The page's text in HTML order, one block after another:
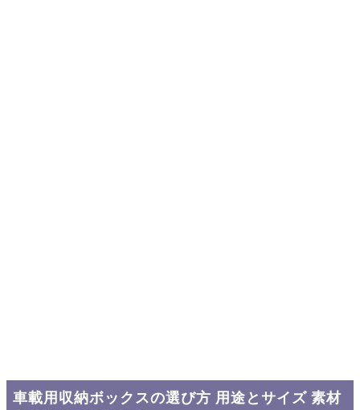
車載用収納ボックスの選び方 用途とサイズ 素材